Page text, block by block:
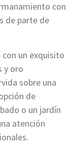
con
de parte de
un exquisito
y oro
sobre una
de
o un jardín
atención